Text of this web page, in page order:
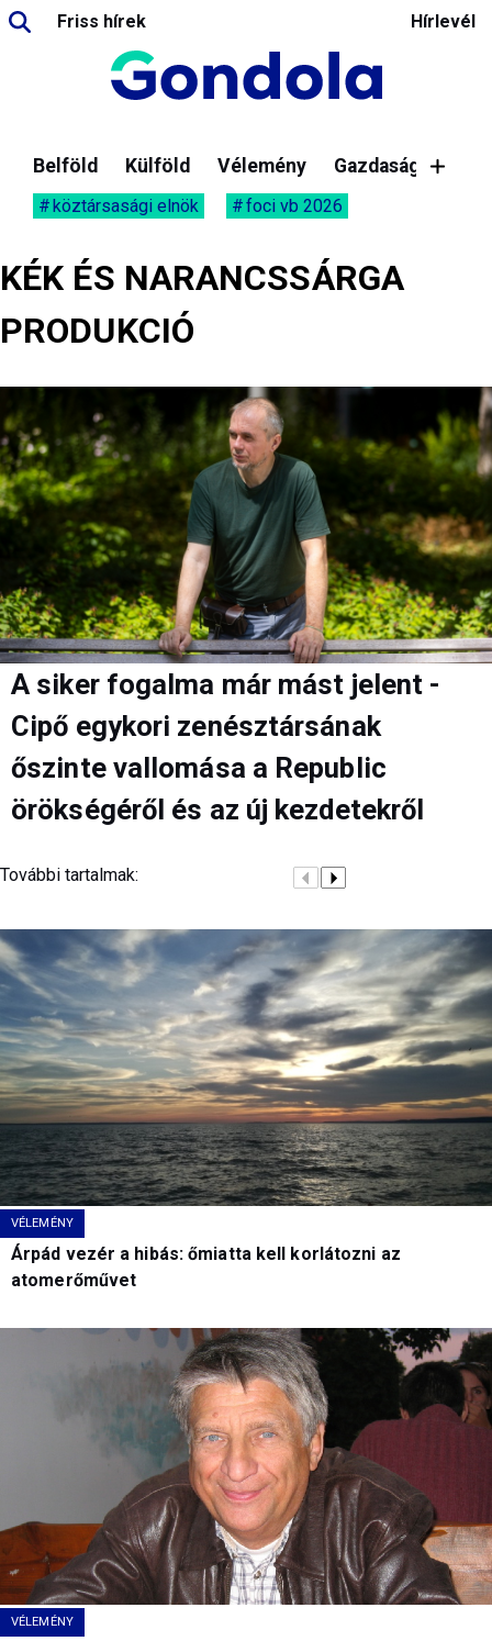
Friss hírek Hírlevél
Belföld Külföld Vélemény Gazdaság
köztársasági elnök foci vb 2026
KÉK ÉS NARANCSSÁRGA
PRODUKCIÓ
A siker fogalma már mást jelent -
Cipő egykori zenésztársának
őszinte vallomása a Republic
örökségéről és az új kezdetekről
További tartalmak:
VÉLEMÉNY
Árpád vezér a hibás: őmiatta kell korlátozni az
atomerőművet
VÉLEMÉNY